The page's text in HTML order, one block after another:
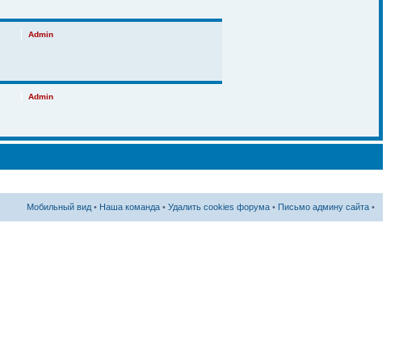
Admin
Admin
Мобильный вид • Наша команда • Удалить cookies форума • Письмо админу сайта •